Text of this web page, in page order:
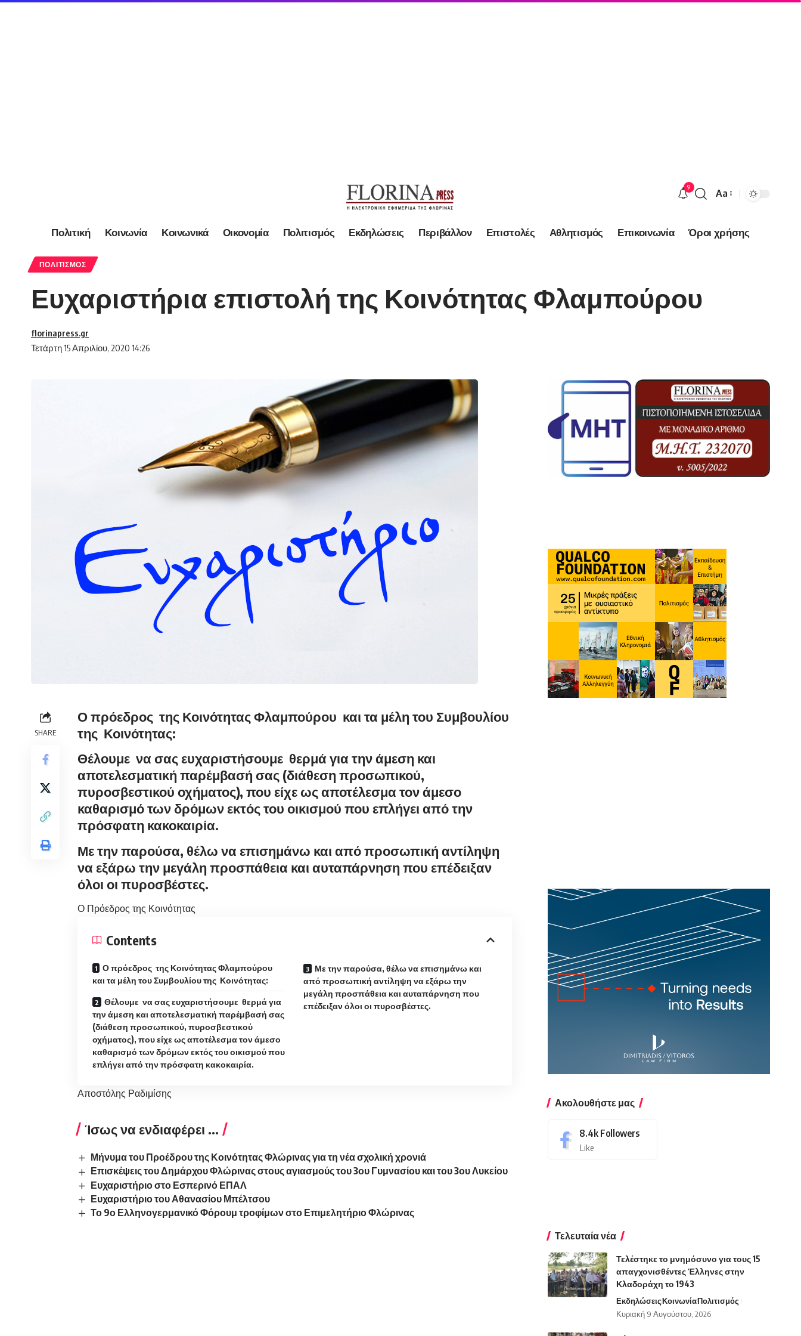
9
Font
Aa
Πολιτική Κοινωνία Κοινωνικά Οικονομία Πολιτισμός Εκδηλώσεις Περιβάλλον Επιστολές Αθλητισμός Επικοινωνία Όροι χρήσης
ΠΟΛΙΤΙΣΜΌΣ
Ευχαριστήρια επιστολή της Κοινότητας Φλαμπούρου
Τετάρτη 15 Απριλίου, 2020 14:26
florinapress.gr
SHARE
Ο πρόεδρος της Κοινότητας Φλαμπούρου και τα μέλη του Συμβουλίου
της Κοινότητας:
Θέλουμε να σας ευχαριστήσουμε θερμά για την άμεση και
αποτελεσματική παρέμβασή σας (διάθεση προσωπικού,
πυροσβεστικού οχήματος), που είχε ως αποτέλεσμα τον άμεσο
καθαρισμό των δρόμων εκτός του οικισμού που επλήγει από την
πρόσφατη κακοκαιρία.
Με την παρούσα, θέλω να επισημάνω και από προσωπική αντίληψη
να εξάρω την μεγάλη προσπάθεια και αυταπάρνηση που επέδειξαν
όλοι οι πυροσβέστες.
Ο Πρόεδρος της Κοινότητας
Contents
Ο πρόεδρος της Κοινότητας Φλαμπούρου
και τα μέλη του Συμβουλίου της Κοινότητας:
Θέλουμε να σας ευχαριστήσουμε θερμά για
την άμεση και αποτελεσματική παρέμβασή σας
(διάθεση προσωπικού, πυροσβεστικού
οχήματος), που είχε ως αποτέλεσμα τον άμεσο
καθαρισμό των δρόμων εκτός του οικισμού που
επλήγει από την πρόσφατη κακοκαιρία.
Με την παρούσα, θέλω να επισημάνω και
από προσωπική αντίληψη να εξάρω την
μεγάλη προσπάθεια και αυταπάρνηση που
επέδειξαν όλοι οι πυροσβέστες.
Αποστόλης Ραδιμίσης
Ίσως να ενδιαφέρει ...
Μήνυμα του Προέδρου της Κοινότητας Φλώρινας για τη νέα σχολική χρονιά
Επισκέψεις του Δημάρχου Φλώρινας στους αγιασμούς του 3ου Γυμνασίου και του 3ου Λυκείου
Ευχαριστήριο στο Εσπερινό ΕΠΑΛ
Ευχαριστήριο του Αθανασίου Μπέλτσου
Το 9ο Ελληνογερμανικό Φόρουμ τροφίμων στο Επιμελητήριο Φλώρινας
Ακολουθήστε μας
8.4k Followers
Like
Τελευταία νέα
Τελέστηκε το μνημόσυνο για τους 15
απαγχονισθέντες Έλληνες στην
Κλαδοράχη το 1943
ΕκδηλώσειςΚοινωνίαΠολιτισμός
Κυριακή 9 Αυγούστου, 2026